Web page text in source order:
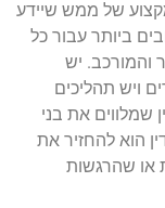
מקצוע של ממש שיידע
ביותר עבור כל
והמורכב. יש
ויש תהליכים
את בני
הוא להחזיר את
או שהרגשות